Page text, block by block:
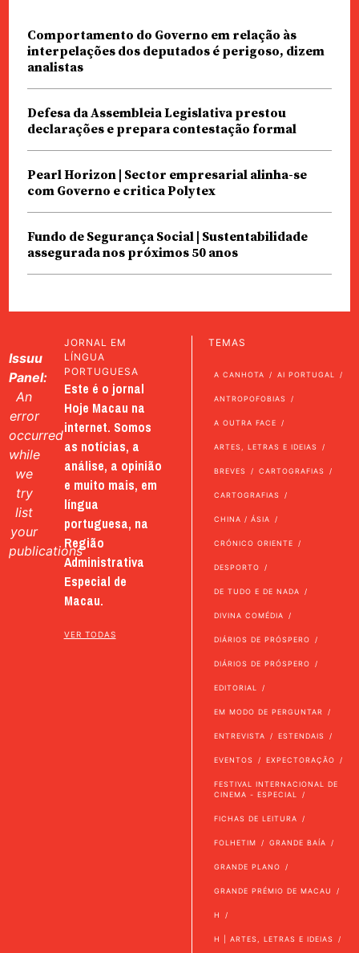
Comportamento do Governo em relação às
interpelações dos deputados é perigoso, dizem
analistas
Defesa da Assembleia Legislativa prestou
declarações e prepara contestação formal
Pearl Horizon | Sector empresarial alinha-se
com Governo e critica Polytex
Fundo de Segurança Social | Sustentabilidade
assegurada nos próximos 50 anos
Issuu
Panel:
An
error
occurred
while
we
try
list
your
publications
JORNAL EM
LÍNGUA
PORTUGUESA
Este é o jornal
Hoje Macau na
internet. Somos
as notícias, a
análise, a opinião
e muito mais, em
língua
portuguesa, na
Região
Administrativa
Especial de
Macau.
VER TODAS
TEMAS
A CANHOTA AI PORTUGAL
ANTROPOFOBIAS
A OUTRA FACE
ARTES, LETRAS E IDEIAS
BREVES CARTOGRAFIAS
CARTOGRAFIAS
CHINA / ÁSIA
CRÓNICO ORIENTE
DESPORTO
DE TUDO E DE NADA
DIVINA COMÉDIA
DIÁRIOS DE PRÓSPERO
DIÁRIOS DE PRÓSPERO
EDITORIAL
EM MODO DE PERGUNTAR
ENTREVISTA ESTENDAIS
EVENTOS EXPECTORAÇÃO
FESTIVAL INTERNACIONAL DE
CINEMA - ESPECIAL
FICHAS DE LEITURA
FOLHETIM GRANDE BAÍA
GRANDE PLANO
GRANDE PRÉMIO DE MACAU
H
H | ARTES, LETRAS E IDEIAS